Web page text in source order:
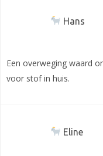
Hans
Een overweging waard
voor stof in huis.
Eline